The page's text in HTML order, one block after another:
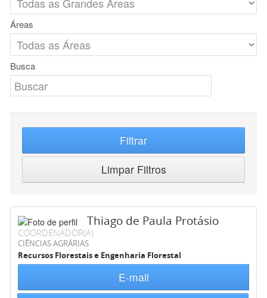
Áreas
Busca
Filtrar
Limpar Filtros
Thiago de Paula Protásio
COORDENADOR(A)
CIÊNCIAS AGRÁRIAS
Recursos Florestais e Engenharia Florestal
E-mail